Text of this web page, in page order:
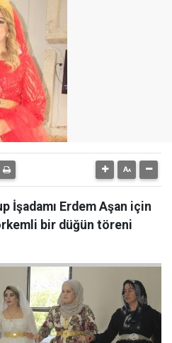
İşadamı Erdem Aşan için
bir düğün töreni